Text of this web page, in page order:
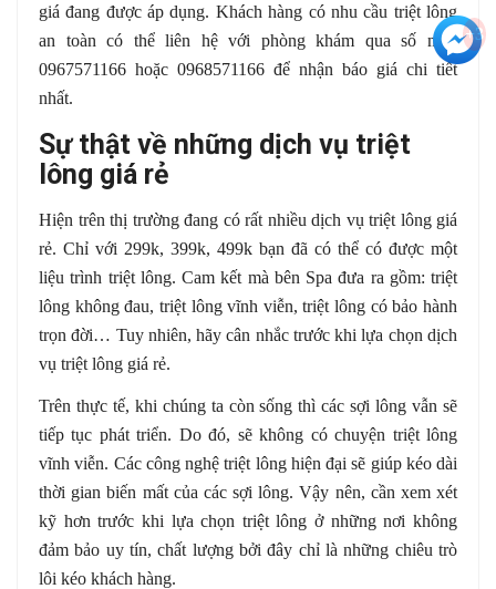
giá đang được áp dụng. Khách hàng có nhu cầu triệt lông
an toàn có thể liên hệ với phòng khám qua số máy
0967571166 hoặc 0968571166 để nhận báo giá chi tiết
nhất.
Sự thật về những dịch vụ triệt
lông giá rẻ
Hiện trên thị trường đang có rất nhiều dịch vụ triệt lông giá
rẻ. Chỉ với 299k, 399k, 499k bạn đã có thể có được một
liệu trình triệt lông. Cam kết mà bên Spa đưa ra gồm: triệt
lông không đau, triệt lông vĩnh viễn, triệt lông có bảo hành
trọn đời… Tuy nhiên, hãy cân nhắc trước khi lựa chọn dịch
vụ triệt lông giá rẻ.
Trên thực tế, khi chúng ta còn sống thì các sợi lông vẫn sẽ
tiếp tục phát triển. Do đó, sẽ không có chuyện triệt lông
vĩnh viễn. Các công nghệ triệt lông hiện đại sẽ giúp kéo dài
thời gian biến mất của các sợi lông. Vậy nên, cần xem xét
kỹ hơn trước khi lựa chọn triệt lông ở những nơi không
đảm bảo uy tín, chất lượng bởi đây chỉ là những chiêu trò
lôi kéo khách hàng.
+3